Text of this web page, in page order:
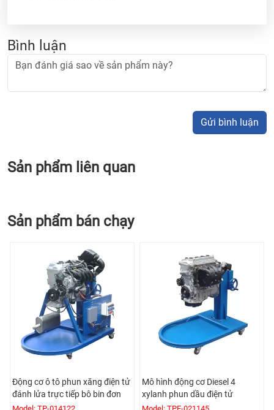
Bình luận
Gửi bình luận
Sản phẩm liên quan
Sản phẩm bán chạy
Động cơ ô tô phun xăng điện tử
đánh lửa trực tiếp bô bin đơn
Mô hình động cơ Diesel 4
xylanh phun dầu điện tử